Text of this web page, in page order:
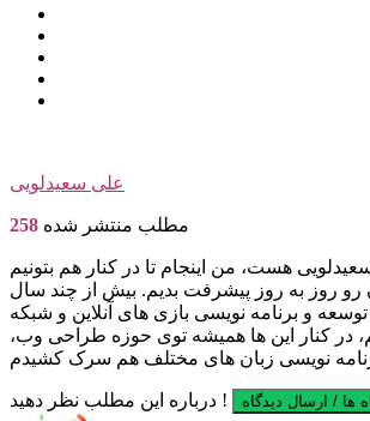
علی سعیدلویی
258 مطلب منتشر شده
هست، من اینجام تا در کنار هم بتونیم
رو روز به روز پیشرفت بدیم. بیش از چند سال
و برنامه نویسی بازی های آنلاین و شبکه
در کنار این ها همیشه توی حوزه طراحی وب،
نویسی زبان های مختلف هم سرک کشیدم
درباره این مطلب نظر دهید ! ها / ارسال دیدگاه